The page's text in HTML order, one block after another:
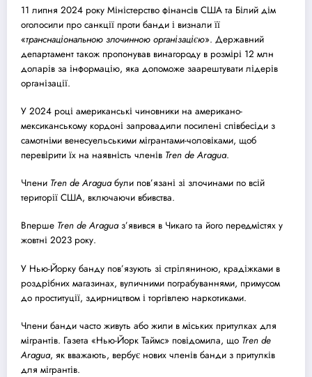
11 липня 2024 року Міністерство фінансів США та Білий дім
оголосили про санкції проти банди і визнали її
«транснаціональною злочинною організацією». Державний
департамент також пропонував винагороду в розмірі 12 млн
доларів за інформацію, яка допоможе заарештувати лідерів
організації.
У 2024 році американські чиновники на американо-
мексиканському кордоні запровадили посилені співбесіди з
самотніми венесуельськими мігрантами-чоловіками, щоб
перевірити їх на наявність членів Tren de Aragua.
Члени Tren de Araguaбули пов’язані зі злочинами по всій
території США, включаючи вбивства.
Вперше Tren de Araguaз’явився в Чикаго та його передмістях у
жовтні 2023 року.
У Нью-Йорку банду пов’язують зі стріляниною, крадіжками в
роздрібних магазинах, вуличними пограбуваннями, примусом
до проституції, здирництвом і торгівлею наркотиками.
Члени банди часто живуть або жили в міських притулках для
мігрантів. Газета «Нью-Йорк Таймс» повідомила, що Tren de
Aragua, як вважають, вербує нових членів банди з притулків
для мігрантів.